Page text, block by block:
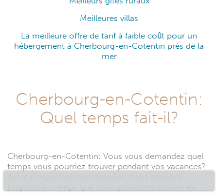
Meilleures villas
La meilleure offre de tarif à faible coût pour un
hébergement à Cherbourg-en-Cotentin près de la
mer
Cherbourg-en-Cotentin:
Quel temps fait-il?
Cherbourg-en-Cotentin: Vous vous demandez quel
temps vous pourriez trouver pendant vos vacances?